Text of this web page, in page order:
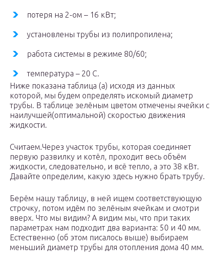
потеря на 2-ом – 16 кВт;
установлены трубы из полипропилена;
работа системы в режиме 80/60;
температура – 20 С.
Ниже показана таблица (а) исходя из данных
которой, мы будем определять искомый диаметр
трубы. В таблице зелёным цветом отмечены ячейки с
наилучшей(оптимальной) скоростью движения
жидкости.
Считаем.Через участок трубы, которая соединяет
первую развилку и котёл, проходит весь объём
жидкости, следовательно, и всё тепло, а это 38 кВт.
Давайте определим, какую здесь нужно брать трубу.
Берём нашу таблицу, в ней ищем соответствующую
строчку, потом идём по зелёным ячейкам и смотри
вверх. Что мы видим? А видим мы, что при таких
параметрах нам подходит два варианта: 50 и 40 мм.
Естественно (об этом писалось выше) выбираем
меньший диаметр трубы для отопления дома 40 мм.